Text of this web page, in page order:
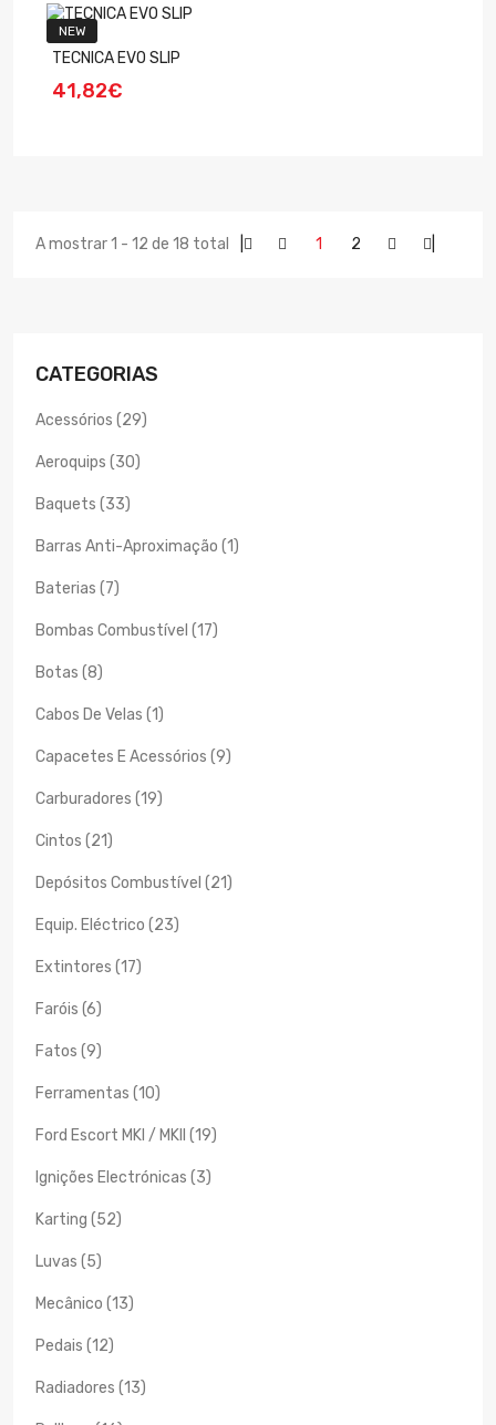
NEW
TECNICA EVO SLIP
41,82€
1 2
A mostrar 1 - 12 de 18 total
CATEGORIAS
Acessórios (29)
Aeroquips (30)
Baquets (33)
Barras Anti-Aproximação (1)
Baterias (7)
Bombas Combustível (17)
Botas (8)
Cabos De Velas (1)
Capacetes E Acessórios (9)
Carburadores (19)
Cintos (21)
Depósitos Combustível (21)
Equip. Eléctrico (23)
Extintores (17)
Faróis (6)
Fatos (9)
Ferramentas (10)
Ford Escort MKI / MKII (19)
Ignições Electrónicas (3)
Karting (52)
Luvas (5)
Mecânico (13)
Pedais (12)
Radiadores (13)